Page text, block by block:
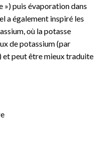
») puis évaporation dans
a également inspiré les
où la potasse
de potassium (par
et peut être mieux traduite